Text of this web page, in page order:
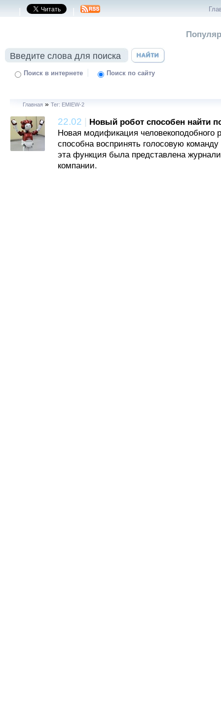
| |
Поиск в интернете | Поиск по сайту
Главная » Тег: EMIEW-2
22.02
Новый робот способен найти
Новая модификация человекоподобного
способна воспринять голосовую
эта функция была представлена
компании.